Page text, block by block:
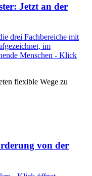
Jetzt an der
flexible Wege zu
von der